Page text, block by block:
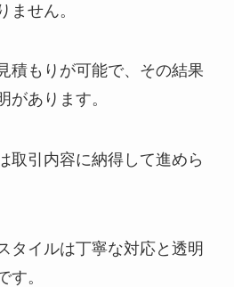
ません。
積もりが可能で、その結果
があります。
取引内容に納得して進めら
タイルは丁寧な対応と透明
す。